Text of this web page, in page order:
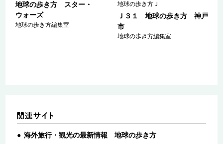
地球の歩き方 スター・
ウォーズ
地球の歩き方編集室
地球の歩き方Ｊ
Ｊ３１ 地球の歩き方 神戸
市
地球の歩き方編集室
海外旅行・観光の最新情報 地球の歩き方